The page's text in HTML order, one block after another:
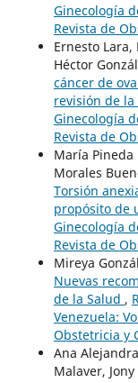
Ginecología
Revista de
Ernesto Lara,
Héctor
cáncer de
revisión de
Ginecología
Revista de
María Pineda
Morales
Torsión
propósito de
Ginecología
Revista de
Mireya
Nuevas
de la Salud ,
Venezuela:
Obstetricia y
Ana
Malaver,